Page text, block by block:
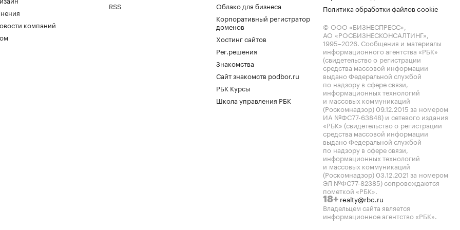
компаний
RSS
Облако для бизнеса
Корпоративный регистратор
доменов
Хостинг сайтов
Рег.решения
Знакомства
Сайт знакомств podbor.ru
РБК Курсы
Школа управления РБК
Политика обработки файлов cookie
© ООО «БИЗНЕСПРЕСС»,
АО «РОСБИЗНЕСКОНСАЛТИНГ»,
1995–2026. Сообщения и материалы
информационного агентства «РБК»
(свидетельство о регистрации
средства массовой информации
выдано Федеральной службой
по надзору в сфере связи,
информационных технологий
и массовых коммуникаций
(Роскомнадзор) 09.12.2015 за номером
ИА №ФС77-63848) и сетевого издания
«РБК» (свидетельство о регистрации
средства массовой информации
выдано Федеральной службой
по надзору в сфере связи,
информационных технологий
и массовых коммуникаций
(Роскомнадзор) 03.12.2021 за номером
ЭЛ №ФС77-82385) сопровождаются
пометкой «РБК».
18+ realty@rbc.ru
Владельцем сайта является
информационное агентство «РБК».